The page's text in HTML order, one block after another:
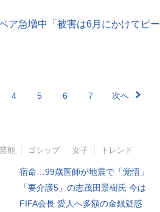
ア急増中「被害は6月にかけてピー
4 5 6 7 次へ
芸能 ゴシップ 女子 トレンド
宿命…99歳医師が地震で「覚悟」
「要介護5」の志茂田景樹氏 今は
FIFA会長 愛人へ多額の金銭疑惑